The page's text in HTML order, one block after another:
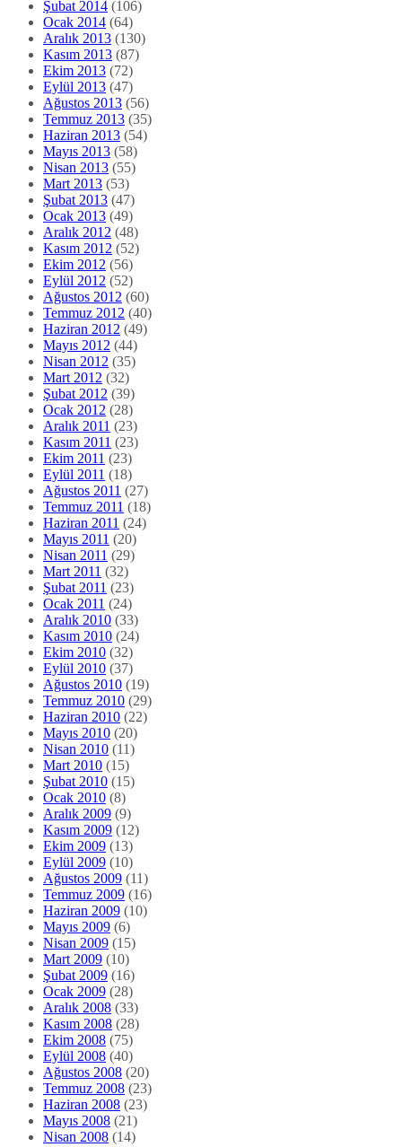
Şubat 2014 (106)
Ocak 2014 (64)
Aralık 2013 (130)
Kasım 2013 (87)
Ekim 2013 (72)
Eylül 2013 (47)
Ağustos 2013 (56)
Temmuz 2013 (35)
Haziran 2013 (54)
Mayıs 2013 (58)
Nisan 2013 (55)
Mart 2013 (53)
Şubat 2013 (47)
Ocak 2013 (49)
Aralık 2012 (48)
Kasım 2012 (52)
Ekim 2012 (56)
Eylül 2012 (52)
Ağustos 2012 (60)
Temmuz 2012 (40)
Haziran 2012 (49)
Mayıs 2012 (44)
Nisan 2012 (35)
Mart 2012 (32)
Şubat 2012 (39)
Ocak 2012 (28)
Aralık 2011 (23)
Kasım 2011 (23)
Ekim 2011 (23)
Eylül 2011 (18)
Ağustos 2011 (27)
Temmuz 2011 (18)
Haziran 2011 (24)
Mayıs 2011 (20)
Nisan 2011 (29)
Mart 2011 (32)
Şubat 2011 (23)
Ocak 2011 (24)
Aralık 2010 (33)
Kasım 2010 (24)
Ekim 2010 (32)
Eylül 2010 (37)
Ağustos 2010 (19)
Temmuz 2010 (29)
Haziran 2010 (22)
Mayıs 2010 (20)
Nisan 2010 (11)
Mart 2010 (15)
Şubat 2010 (15)
Ocak 2010 (8)
Aralık 2009 (9)
Kasım 2009 (12)
Ekim 2009 (13)
Eylül 2009 (10)
Ağustos 2009 (11)
Temmuz 2009 (16)
Haziran 2009 (10)
Mayıs 2009 (6)
Nisan 2009 (15)
Mart 2009 (10)
Şubat 2009 (16)
Ocak 2009 (28)
Aralık 2008 (33)
Kasım 2008 (28)
Ekim 2008 (75)
Eylül 2008 (40)
Ağustos 2008 (20)
Temmuz 2008 (23)
Haziran 2008 (23)
Mayıs 2008 (21)
Nisan 2008 (14)